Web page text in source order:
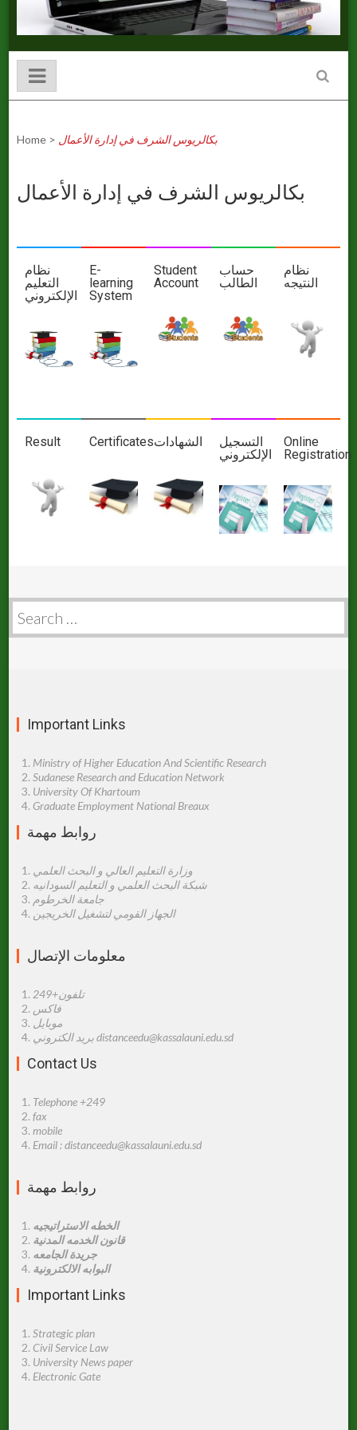
Home > بكالريوس الشرف في إدارة اﻷعمال
بكالريوس الشرف في إدارة اﻷعمال
نظام
التعليم
اﻹلكتروني
E-
learning
System
Student
Account
حساب
الطالب
نظام
النتيجه
Result Certificatesالشهادات
التسجيل
اﻹلكتروني
Online
Registration
Search
for:
Important Links
Ministry of Higher Education And Scientific Research
Sudanese Research and Education Network
University Of Khartoum
Graduate Employment National Breaux
روابط مهمة
وزارة التعليم العالي و البحث العلمي
شبكة البحث العلمي و التعليم السودانيه
جامعة الخرطوم
الجهاز القومي لتشغيل الخريجين
معلومات اﻹتصال
تلفون+249
فاكس
موبايل
بريد الكتروني distanceedu@kassalauni.edu.sd
Contact Us
Telephone +249
fax
mobile
Email : distanceedu@kassalauni.edu.sd
روابط مهمة
الخطه الاستراتيجيه
قانون الخدمه المدنية
جريدة الجامعه
البوابه الالكترونية
Important Links
Strategic plan
Civil Service Law
University News paper
Electronic Gate